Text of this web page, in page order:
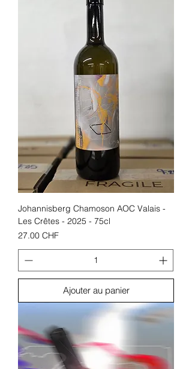
Johannisberg Chamoson AOC Valais -
Les Crêtes - 2025 - 75cl
Prix
27.00 CHF
Ajouter au panier